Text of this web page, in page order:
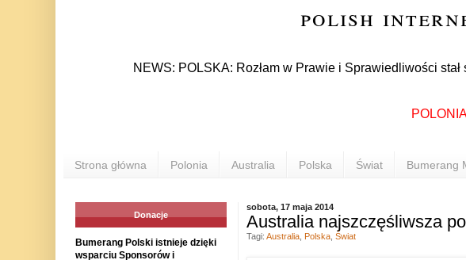
polish
NEWS: POLSKA: Rozłam w Prawie i Sprawiedliwości stał
POLONIA
Strona główna Polonia Australia Polska Świat Bumerang
sobota, 17 maja 2014
Australia najszczęśliwsza
Tagi: Australia, Polska, Świat
Donacje
Bumerang Polski istnieje dzięki
wsparciu Sponsorów i